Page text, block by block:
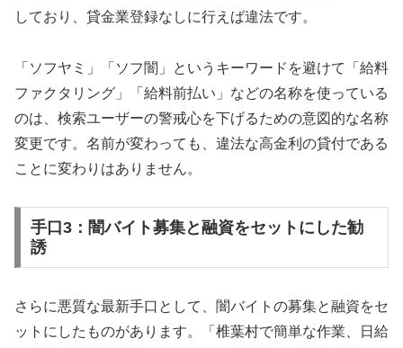
しており、貸金業登録なしに行えば違法です。
「ソフヤミ」「ソフ闇」というキーワードを避けて「給料
ファクタリング」「給料前払い」などの名称を使っている
のは、検索ユーザーの警戒心を下げるための意図的な名称
変更です。名前が変わっても、違法な高金利の貸付である
ことに変わりはありません。
手口3：闇バイト募集と融資をセットにした勧
誘
さらに悪質な最新手口として、闇バイトの募集と融資をセ
ットにしたものがあります。「椎葉村で簡単な作業、日給